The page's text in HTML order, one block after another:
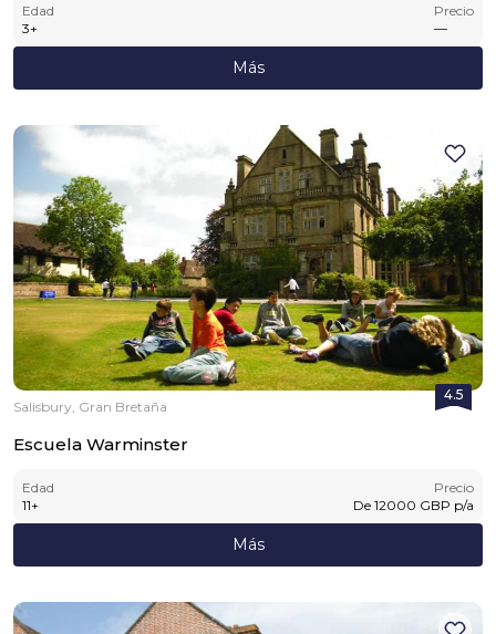
Edad
3+
Precio
—
Más
4.5
Salisbury, Gran Bretaña
Escuela Warminster
Edad
11+
Precio
De 12000 GBP p/a
Más